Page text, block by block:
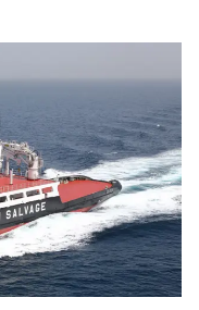
るのは2024年6月に
ジンは出力
Bollard Pull）161.2ト